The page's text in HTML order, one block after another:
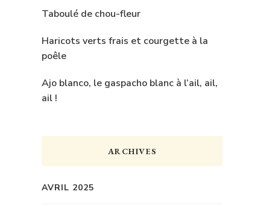
Taboulé de chou-fleur
Haricots verts frais et courgette à la
poêle
Ajo blanco, le gaspacho blanc à l’ail, ail,
ail !
ARCHIVES
AVRIL 2025